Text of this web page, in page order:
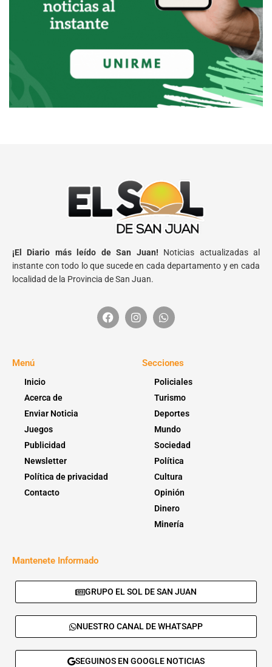
¡El Diario más leído de San Juan! Noticias actualizadas al
instante con todo lo que sucede en cada departamento y en cada
localidad de la Provincia de San Juan.
Menú
Inicio
Acerca de
Enviar Noticia
Juegos
Publicidad
Newsletter
Política de privacidad
Contacto
Secciones
Policiales
Turismo
Deportes
Mundo
Sociedad
Política
Cultura
Opinión
Dinero
Minería
Mantenete Informado
GRUPO EL SOL DE SAN JUAN
NUESTRO CANAL DE WHATSAPP
SEGUINOS EN GOOGLE NOTICIAS